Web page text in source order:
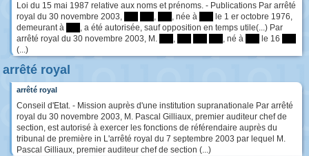
Loi du 15 mai 1987 relative aux noms et prénoms. - Publications Par arrêté
royal du 30 novembre 2003,
, , née à
le 1 er octobre 1976,
demeurant à
, a été autorisée, sauf opposition en temps utile(...) Par
arrêté royal du 30 novembre 2003, M.
, , né à le 16
(...)
arrêté royal
arrêté royal
Conseil d'Etat. - Mission auprès d'une institution supranationale Par arrêté
royal du 30 novembre 2003, M. Pascal Gilliaux, premier auditeur chef de
section, est autorisé à exercer les fonctions de référendaire auprès du
tribunal de première in L'arrêté royal du 7 septembre 2003 par lequel M.
Pascal Gilliaux, premier auditeur chef de section (...)